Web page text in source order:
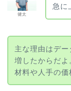
健太
急に
主な理由はデ
増したからだよ
材料や人手の価